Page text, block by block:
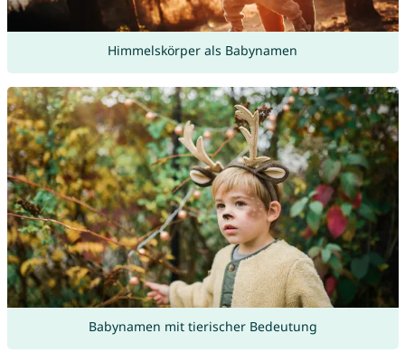
Himmelskörper als Babynamen
Babynamen mit tierischer Bedeutung